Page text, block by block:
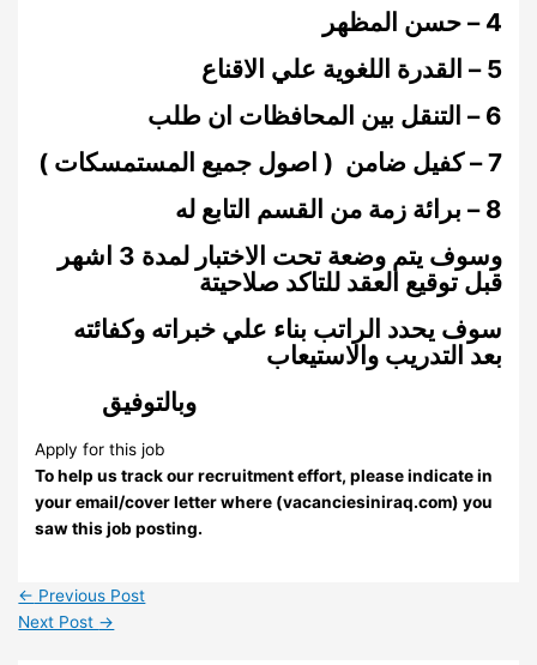
4 – حسن المظهر
5 – القدرة اللغوية علي الاقناع
6 – التنقل بين المحافظات ان طلب
7 – كفيل ضامن ( اصول جميع المستمسكات )
8 – برائة زمة من القسم التابع له
وسوف يتم وضعة تحت الاختبار لمدة 3 اشهر
قبل توقيع العقد للتاكد صلاحيتة
سوف يحدد الراتب بناء علي خبراته وكفائته
بعد التدريب والاستيعاب
وبالتوفيق
Apply for this job
To help us track our recruitment effort, please indicate in
your email/cover letter where (vacanciesiniraq.com) you
saw this job posting.
← Previous Post
Next Post →